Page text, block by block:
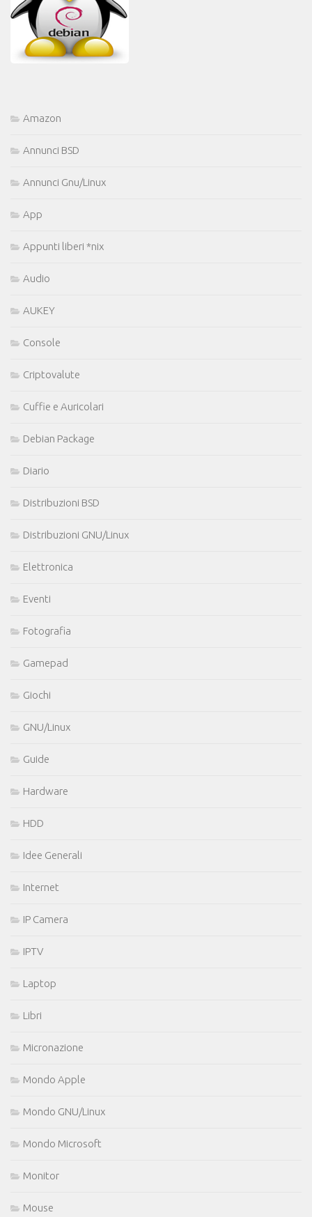
Amazon
Annunci BSD
Annunci Gnu/Linux
App
Appunti liberi *nix
Audio
AUKEY
Console
Criptovalute
Cuffie e Auricolari
Debian Package
Diario
Distribuzioni BSD
Distribuzioni GNU/Linux
Elettronica
Eventi
Fotografia
Gamepad
Giochi
GNU/Linux
Guide
Hardware
HDD
Idee Generali
Internet
IP Camera
IPTV
Laptop
Libri
Micronazione
Mondo Apple
Mondo GNU/Linux
Mondo Microsoft
Monitor
Mouse